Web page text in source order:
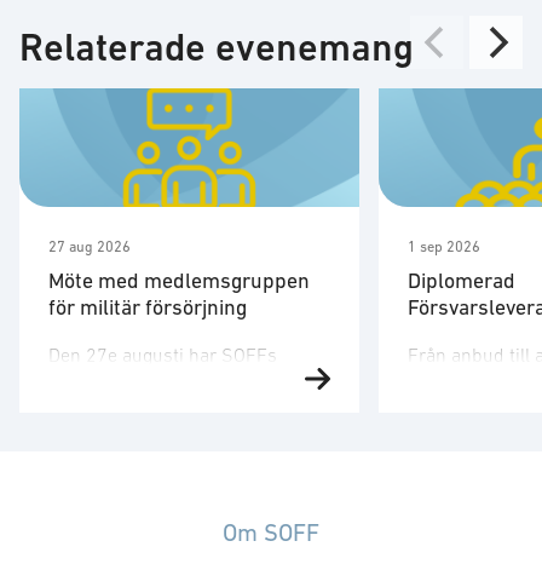
Relaterade evenemang
27 aug 2026
Möte med medlemsgruppen
för militär försörjning
Den 27e augusti har SOFFs
rör upphandling, försörjningssäkerhet och
1 sep 2026
Diplomerad
Från anbud till
Om SOFF